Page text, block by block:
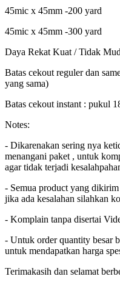
45mic x 45mm -200 yard
45mic x 45mm -300 yard
Daya Rekat Kuat / Tidak
Batas cekout reguler dan
yang sama)
Batas cekout instant : pukul
Notes:
- Dikarenakan sering nya
menangani paket , untuk
agar tidak terjadi
- Semua product yang
jika ada kesalahan silahkan
- Komplain tanpa disertai
- Untuk order quantity besar
untuk mendapatkan harga
Terimakasih dan selamat